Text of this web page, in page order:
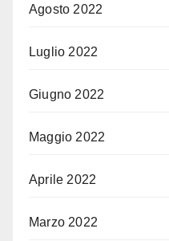
Agosto 2022
Luglio 2022
Giugno 2022
Maggio 2022
Aprile 2022
Marzo 2022